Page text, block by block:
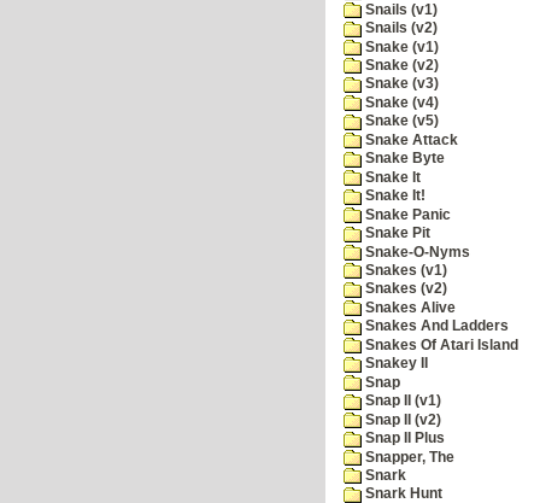
Snails (v1)
Snails (v2)
Snake (v1)
Snake (v2)
Snake (v3)
Snake (v4)
Snake (v5)
Snake Attack
Snake Byte
Snake It
Snake It!
Snake Panic
Snake Pit
Snake-O-Nyms
Snakes (v1)
Snakes (v2)
Snakes Alive
Snakes And Ladders
Snakes Of Atari Island
Snakey II
Snap
Snap II (v1)
Snap II (v2)
Snap II Plus
Snapper, The
Snark
Snark Hunt